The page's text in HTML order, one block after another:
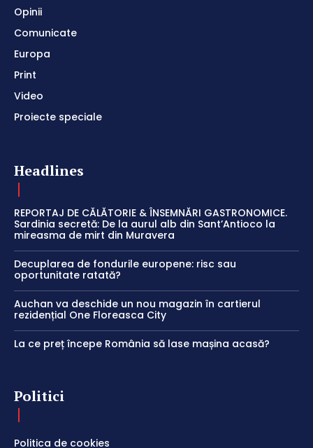
Opinii
Comunicate
Europa
Print
Video
Proiecte speciale
Headlines
REPORTAJ DE CĂLĂTORIE & ÎNSEMNĂRI GASTRONOMICE.
Sardinia secretă: De la aurul alb din Sant’Antioco la
mireasma de mirt din Muravera
Decuplarea de fondurile europene: risc sau
oportunitate ratată?
Auchan va deschide un nou magazin în cartierul
rezidențial One Floreasca City
La ce preț începe România să lase mașina acasă?
Politici
Politica de cookies